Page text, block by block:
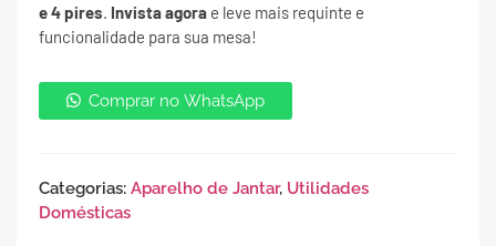
e 4 pires. Invista agora e leve mais requinte e
funcionalidade para sua mesa!
Comprar no WhatsApp
Categorias: Aparelho de Jantar, Utilidades
Domésticas